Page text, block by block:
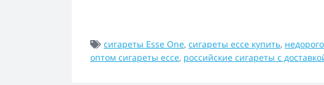
сигареты Esse One, сигареты ессе купить, недорого
оптом сигареты ессе, российские сигареты с